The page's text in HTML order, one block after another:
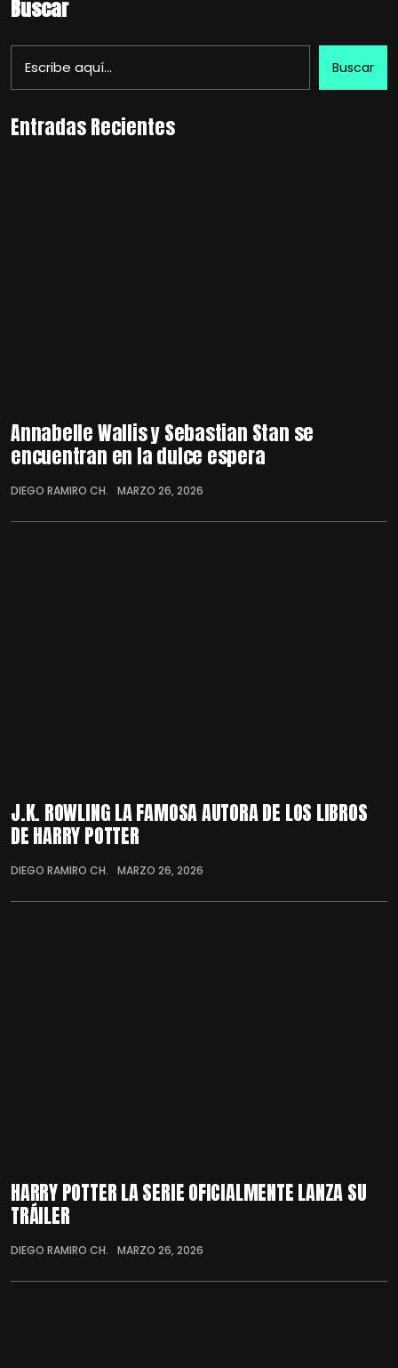
Buscar
Buscar
Entradas Recientes
Annabelle Wallis y Sebastian Stan se
encuentran en la dulce espera
DIEGO RAMIRO CH. MARZO 26, 2026
J.K. ROWLING LA FAMOSA AUTORA DE LOS LIBROS
DE HARRY POTTER
DIEGO RAMIRO CH. MARZO 26, 2026
HARRY POTTER LA SERIE OFICIALMENTE LANZA SU
TRÁILER
DIEGO RAMIRO CH. MARZO 26, 2026